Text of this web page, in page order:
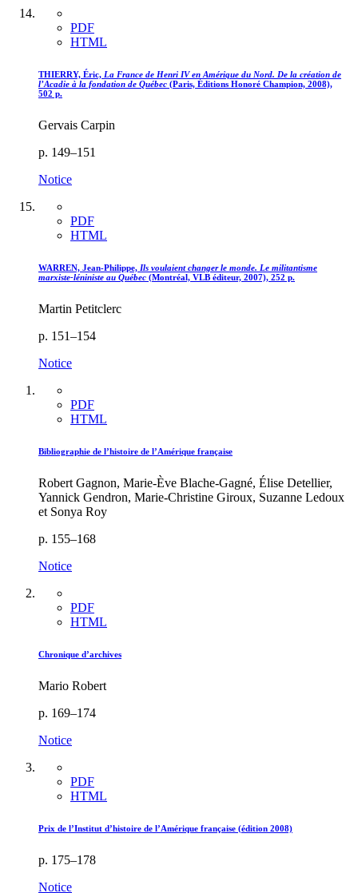
PDF
HTML
THIERRY, Éric, La France de Henri IV en Amérique du Nord. De la création de
l’Acadie à la fondation de Québec (Paris, Éditions Honoré Champion, 2008),
502 p.
Gervais Carpin
p. 149–151
Notice
PDF
HTML
WARREN, Jean-Philippe, Ils voulaient changer le monde. Le militantisme
marxiste-léniniste au Québec (Montréal, VLB éditeur, 2007), 252 p.
Martin Petitclerc
p. 151–154
Notice
PDF
HTML
Bibliographie de l’histoire de l’Amérique française
Robert Gagnon, Marie-Ève Blache-Gagné, Élise Detellier,
Yannick Gendron, Marie-Christine Giroux, Suzanne Ledoux
et Sonya Roy
p. 155–168
Notice
PDF
HTML
Chronique d’archives
Mario Robert
p. 169–174
Notice
PDF
HTML
Prix de l’Institut d’histoire de l’Amérique française (édition 2008)
p. 175–178
Notice